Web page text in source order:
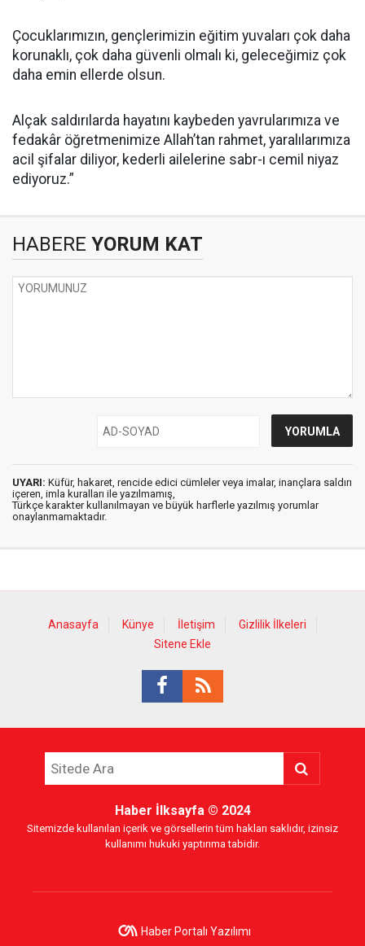
Çocuklarımızın, gençlerimizin eğitim yuvaları çok daha
korunaklı, çok daha güvenli olmalı ki, geleceğimiz çok
daha emin ellerde olsun.
Alçak saldırılarda hayatını kaybeden yavrularımıza ve
fedakâr öğretmenimize Allah’tan rahmet, yaralılarımıza
acil şifalar diliyor, kederli ailelerine sabr-ı cemil niyaz
ediyoruz.”
HABERE YORUM KAT
UYARI: Küfür, hakaret, rencide edici cümleler veya imalar, inançlara saldırı
içeren, imla kuralları ile yazılmamış,
Türkçe karakter kullanılmayan ve büyük harflerle yazılmış yorumlar
onaylanmamaktadır.
Anasayfa Künye İletişim
Gizlilik İlkeleri
Sitene Ekle
Haber İlksayfa© 2024
Sitemizde kullanılan içerik ve görsellerin tüm hakları saklıdır, izinsiz
kullanımı hukuki yaptırıma tabidir.
Haber Portalı Yazılımı